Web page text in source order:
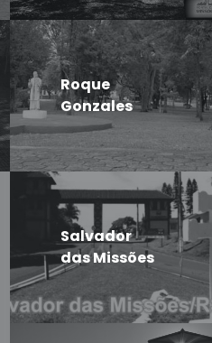
Roque
Gonzales
Salvador
das Missões